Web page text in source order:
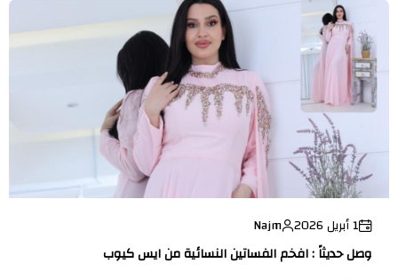
1 أبريل 2026
Najm
وصل حديثاً : افخم الفساتين النسائية من ايس كيوب